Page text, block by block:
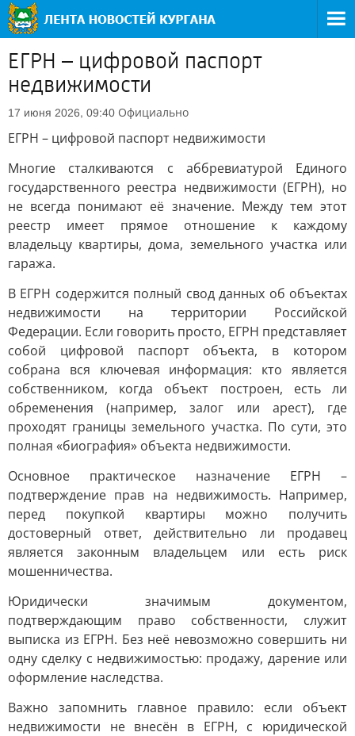
ЕГРН – цифровой паспорт
недвижимости
17 июня 2026, 09:40 Официально
ЕГРН – цифровой паспорт недвижимости
Многие сталкиваются с аббревиатурой Единого
государственного реестра недвижимости (ЕГРН), но
не всегда понимают её значение. Между тем этот
реестр имеет прямое отношение к каждому
владельцу квартиры, дома, земельного участка или
гаража.
В ЕГРН содержится полный свод данных об объектах
недвижимости на территории Российской
Федерации. Если говорить просто, ЕГРН представляет
собой цифровой паспорт объекта, в котором
собрана вся ключевая информация: кто является
собственником, когда объект построен, есть ли
обременения (например, залог или арест), где
проходят границы земельного участка. По сути, это
полная «биография» объекта недвижимости.
Основное практическое назначение ЕГРН –
подтверждение прав на недвижимость. Например,
перед покупкой квартиры можно получить
достоверный ответ, действительно ли продавец
является законным владельцем или есть риск
мошенничества.
Юридически значимым документом,
подтверждающим право собственности, служит
выписка из ЕГРН. Без неё невозможно совершить ни
одну сделку с недвижимостью: продажу, дарение или
оформление наследства.
Важно запомнить главное правило: если объект
недвижимости не внесён в ЕГРН, с юридической